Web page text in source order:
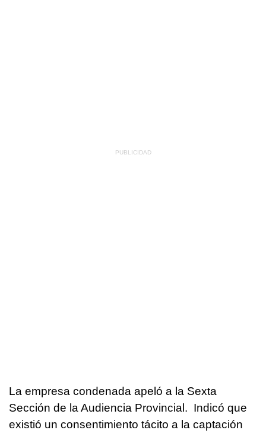
La empresa condenada apeló a la Sexta
Sección de la Audiencia Provincial. Indicó que
existió un consentimiento tácito a la captación